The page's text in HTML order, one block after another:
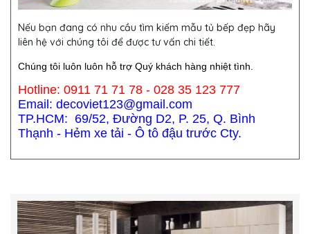
Nếu bạn đang có nhu cầu tìm kiếm mẫu tủ bếp đẹp hãy
liên hệ với chúng tôi để được tư vấn chi tiết.
Chúng tôi luôn luôn hỗ trợ Quý khách hàng nhiệt tình.
Hotline: 0911 71 71 78 - 028 35 123 777
Email: decoviet123@gmail.com
TP.HCM: 69/52, Đường D2, P. 25, Q. Bình
Thạnh - Hẻm xe tải - Ô tô đậu trước Cty.